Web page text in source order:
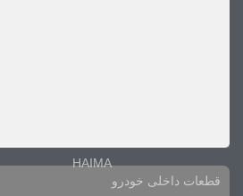
قطعات داخلی خودرو
HAIMA